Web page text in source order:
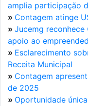
amplia participação
» Contagem atinge
» Jucemg
apoio ao
» Esclarecimento
Receita Municipal
» Contagem
de 2025
» Oportunidade